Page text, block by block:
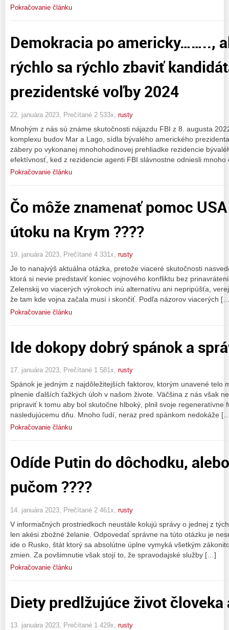
Pokračovanie článku
Demokracia po americky……..,
rýchlo sa rýchlo zbaviť
prezidentské voľby 2024
22. januára 2023, Prečítané 2 533x, rusty
Mnohým z nás sú známe skutočnosti nájazdu FBI z 8. augusta
komplexu budov Mar a Lago, sídla bývalého amerického
zábery po vykonanej mnohohodinovej prehliadke rezidencie
efektívnosť, ked z rezidencie agenti FBI slávnostne odniesli
Pokračovanie článku
Čo môže znamenať pomoc
útoku na Krym ????
19. januára 2023, Prečítané 4 331x, rusty
Je to nanajvýš aktuálna otázka, pretože viaceré skutočnosti
ktorá si nevie predstaviť koniec vojnového konfliktu bez
Zelenskij vo viacerých výrokoch inú alternatívu ani nepripúšťa,
že tam kde vojna začala musí i skončiť. Podľa názorov viacerých
Pokračovanie článku
Ide dokopy dobrý spánok a
17. januára 2023, Prečítané 1 581x, rusty
Spánok je jedným z najdôležitejších faktorov, ktorým unavené telo
plnenie ďalších ťažkých úloh v našom živote. Väčšina z nás však
pripraviť k tomu aby bol skutočne hlboký, plnil svoje regeneratívne
nasledujúcemu dňu. Mnoho ľudí, neraz pred spánkom nedokáže
Pokračovanie článku
Odíde Putin do dôchodku,
pučom ????
14. januára 2023, Prečítané 2 461x, rusty
V informačných prostriedkoch neustále kolujú správy o jednej z
len akési zbožné želanie. Odpovedať správne na túto otázku je
ide o Rusko, štát ktorý sa absolútne úplne vymyká všetkým
zmien. Za povšimnutie však stojí to, že spravodajské služby […]
Pokračovanie článku
Diety predlžujúce život
13. januára 2023, Prečítané 1 429x, rusty